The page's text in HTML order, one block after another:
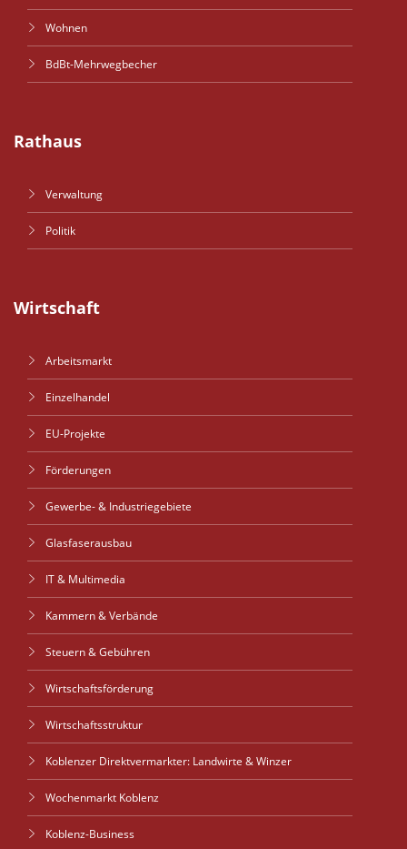
Wohnen
BdBt-Mehrwegbecher
Rathaus
Verwaltung
Politik
Wirtschaft
Arbeitsmarkt
Einzelhandel
EU-Projekte
Förderungen
Gewerbe- & Industriegebiete
Glasfaserausbau
IT & Multimedia
Kammern & Verbände
Steuern & Gebühren
Wirtschaftsförderung
Wirtschaftsstruktur
Koblenzer Direktvermarkter: Landwirte & Winzer
Wochenmarkt Koblenz
Koblenz-Business